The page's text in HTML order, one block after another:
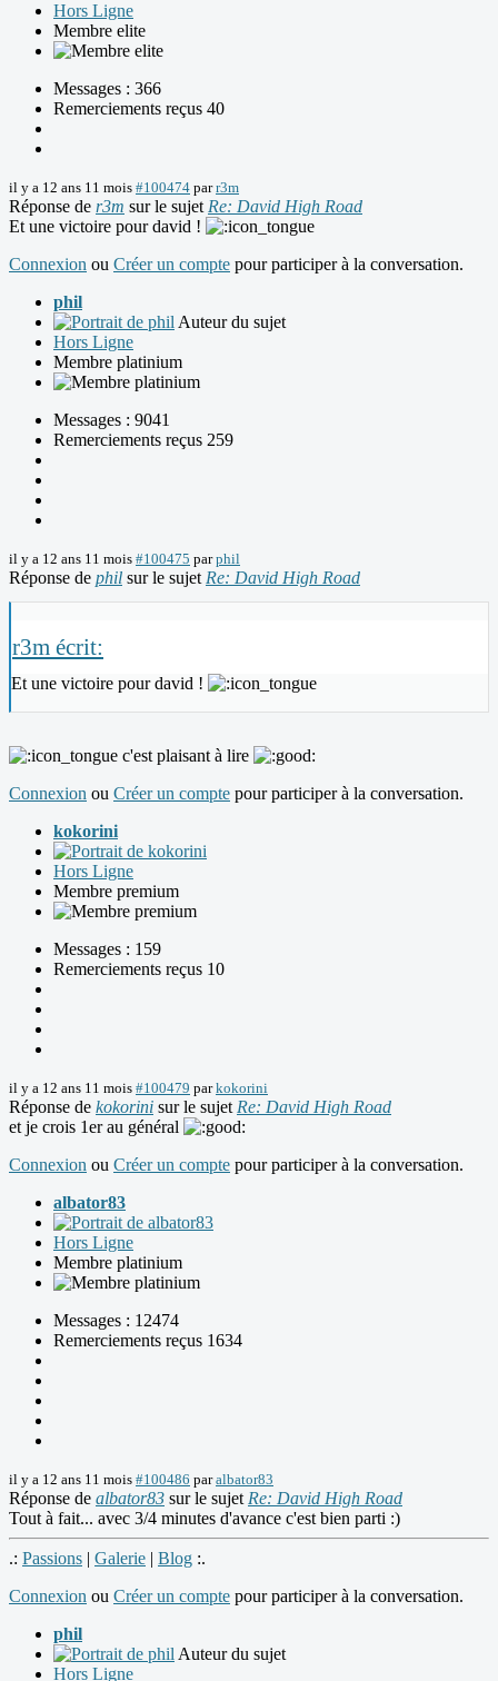
Hors Ligne
Membre elite
Messages : 366
Remerciements reçus 40
il y a 12 ans 11 mois #100474 parr3m
Réponse de r3m sur le sujet Re: David High Road
Et une victoire pour david !
Connexion ou Créer un compte pour participer à la conversation.
phil
Auteur du sujet
Hors Ligne
Membre platinium
Messages : 9041
Remerciements reçus 259
il y a 12 ans 11 mois #100475 parphil
Réponse de phil sur le sujet Re: David High Road
r3m écrit:
Et une victoire pour david !
c'est plaisant à lire
Connexion ou Créer un compte pour participer à la conversation.
kokorini
Hors Ligne
Membre premium
Messages : 159
Remerciements reçus 10
il y a 12 ans 11 mois #100479 parkokorini
Réponse de kokorini sur le sujet Re: David High Road
et je crois 1er au général
Connexion ou Créer un compte pour participer à la conversation.
albator83
Hors Ligne
Membre platinium
Messages : 12474
Remerciements reçus 1634
il y a 12 ans 11 mois #100486 paralbator83
Réponse de albator83 sur le sujet Re: David High Road
Tout à fait... avec 3/4 minutes d'avance c'est bien parti :)
.: Passions | Galerie | Blog :.
Connexion ou Créer un compte pour participer à la conversation.
phil
Auteur du sujet
Hors Ligne